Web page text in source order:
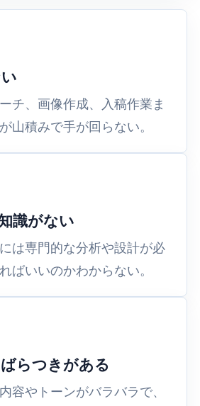
チ、画像作成、入稿作業ま
山積みで手が回らない。
識がない
は専門的な分析や設計が必
ばいいのかわからない。
らつきがある
容やトーンがバラバラで、